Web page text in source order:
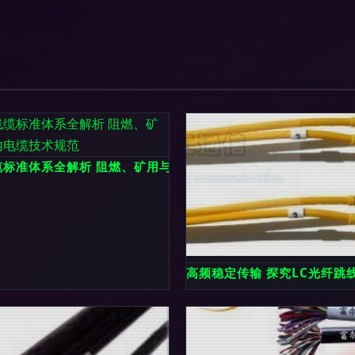
石
准体系全解析 阻燃、矿用与市内电缆技术规范
高频稳定传输 探究LC光纤跳